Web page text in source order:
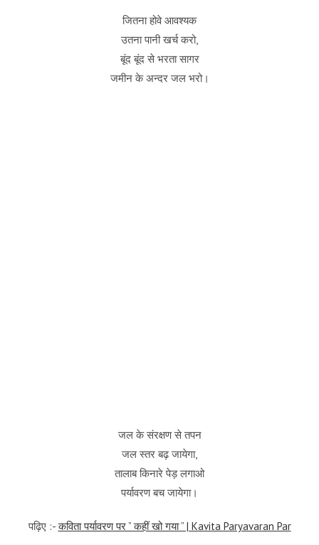
जितना होवे आवश्यक
उतना पानी खर्च करो,
बूंद बूंद से भरता सागर
जमीन के अन्दर जल भरो।
जल के संरक्षण से तपन
जल स्तर बढ़ जायेगा,
तालाब किनारे पेड़ लगाओ
पर्यावरण बच जायेगा।
पढ़िए :-कविता पर्यावरण पर ” कहीं खो गया ” | Kavita Paryavaran Par